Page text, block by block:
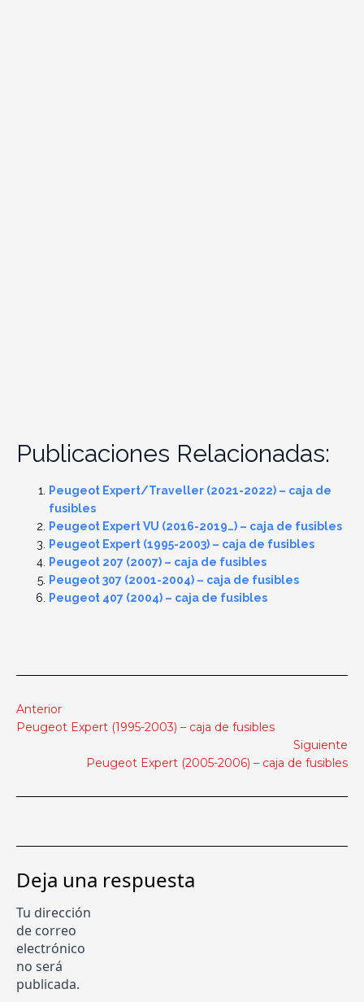
Publicaciones Relacionadas:
Peugeot Expert/Traveller (2021-2022) – caja de
fusibles
Peugeot Expert VU (2016-2019…) – caja de fusibles
Peugeot Expert (1995-2003) – caja de fusibles
Peugeot 207 (2007) – caja de fusibles
Peugeot 307 (2001-2004) – caja de fusibles
Peugeot 407 (2004) – caja de fusibles
Anterior
Peugeot Expert (1995-2003) – caja de fusibles
Siguiente
Peugeot Expert (2005-2006) – caja de fusibles
Deja una respuesta
Tu dirección
de correo
electrónico
no será
publicada.